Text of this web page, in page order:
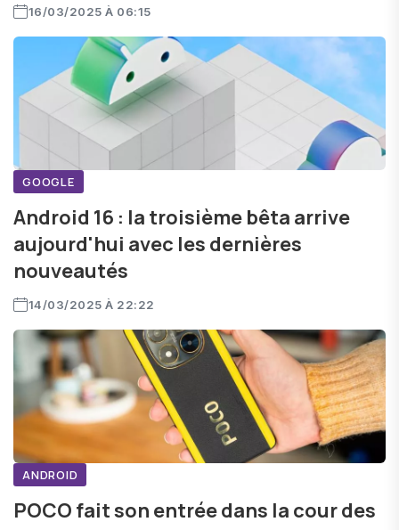
16/03/2025 À 06:15
GOOGLE
Android 16 : la troisième bêta arrive
aujourd'hui avec les dernières
nouveautés
14/03/2025 À 22:22
ANDROID
POCO fait son entrée dans la cour des